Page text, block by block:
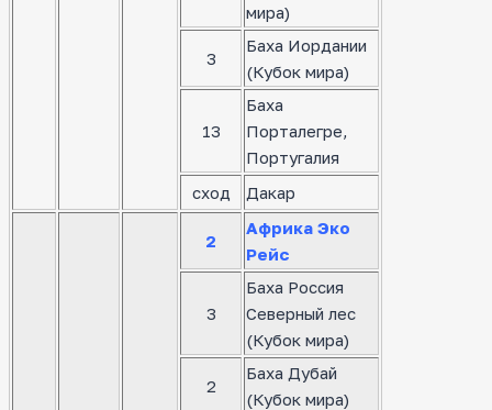
мира)
3
Баха Иордании
(Кубок мира)
13
Баха
Порталегре,
Португалия
сход
Дакар
2
Африка Эко
Рейс
3
Баха Россия
Северный лес
(Кубок мира)
2
Баха Дубай
(Кубок мира)